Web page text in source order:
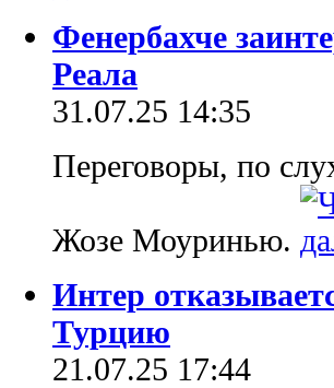
Фенербахче
Реала
31.07.25 14:35
Переговоры, по
Жозе Моуринью.
Интер
Турцию
21.07.25 17:44